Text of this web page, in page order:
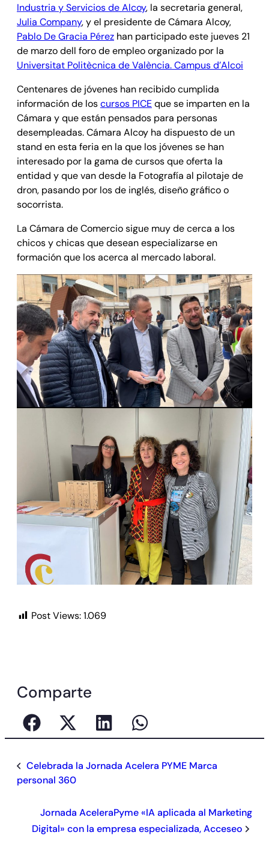
Industria y Servicios de Alcoy, la secretaria general,
Julia Company, y el presidente de Cámara Alcoy,
Pablo De Gracia Pérez han participado este jueves 21
de marzo dell foro de empleo organizado por la
Universitat Politècnica de València. Campus d’Alcoi
Centenares de jóvenes han recibido cumplida
información de loscursos PICEque se imparten en la
Cámara y que están pensados para personas
desempleadas. Cámara Alcoy ha dispuesto de un
stand en esta feria en la que los jóvenes se han
interesado por la gama de cursos que oferta la
entidad y que van desde la Fotografía al pilotaje de
dron, pasando por los de inglés, diseño gráfico o
socorrista.
La Cámara de Comercio sigue muy de cerca a los
chicos y chicas que desean especializarse en
formación que los acerca al mercado laboral.
Post Views:1.069
Comparte
Celebrada la Jornada Acelera PYME Marca
personal 360
Jornada AceleraPyme «IA aplicada al Marketing
Digital» con la empresa especializada, Acceseo